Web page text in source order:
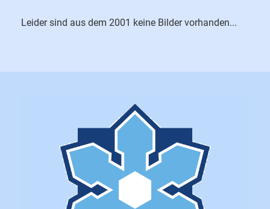
Leider sind aus dem 2001 keine Bilder vorhanden...